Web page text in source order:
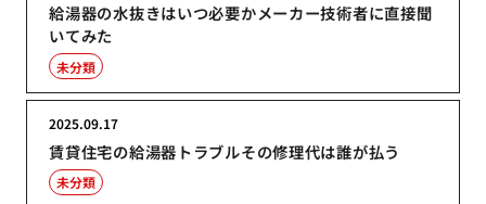
給湯器の水抜きはいつ必要かメーカー技術者に直接聞
いてみた
未分類
賃貸住宅の給湯器トラブルその修理代は誰が払う
2025.09.17
未分類